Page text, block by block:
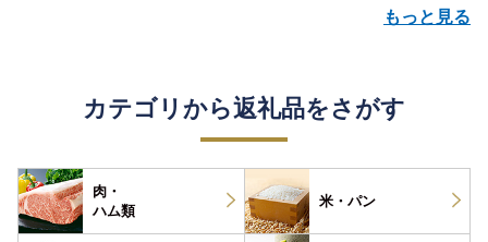
もっと見る
カテゴリから返礼品をさがす
肉・
ハム類
米・パン